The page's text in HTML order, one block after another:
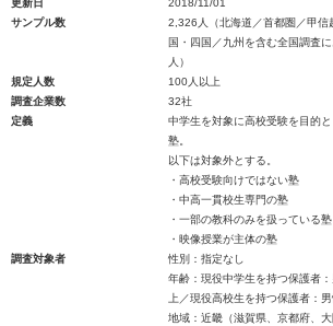
更新日
2018/11/01
サンプル数
2,326人（北海道／首都圏／甲信
国・四国／九州を含む全国調査
人）
規定人数
100人以上
調査企業数
32社
定義
中学生を対象に高校受験を目的
塾。
以下は対象外とする。
・高校受験向けではない塾
・中高一貫校生専門の塾
・一部の教科のみを扱っている塾
・映像授業が主体の塾
調査対象者
性別：指定なし
年齢：現役中学生を持つ保護者
上／現役高校生を持つ保護者：
地域：近畿（滋賀県、京都府、